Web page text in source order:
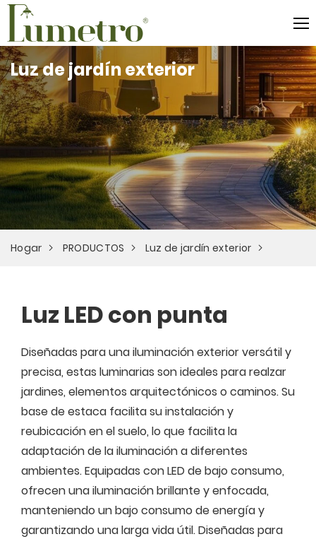
Luz de jardín exterior
Hogar PRODUCTOS Luz de jardín exterior
Luz LED con punta
Diseñadas para una iluminación exterior versátil y
precisa, estas luminarias son ideales para realzar
jardines, elementos arquitectónicos o caminos. Su
base de estaca facilita su instalación y
reubicación en el suelo, lo que facilita la
adaptación de la iluminación a diferentes
ambientes. Equipadas con LED de bajo consumo,
ofrecen una iluminación brillante y enfocada,
manteniendo un bajo consumo de energía y
garantizando una larga vida útil. Diseñadas para